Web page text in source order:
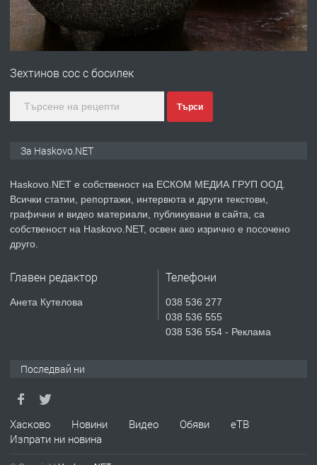
преди 4 дни
ПРЕДЛАГА
№4120 Магазин/Офис под наем в кв.
градската градина!
преди 5 дни
ПРЕДЛАГА
Продавам парцел в гр. Хасково кв.
СГЛОБЯВАНЕ НА МЕБЕЛИ.
ПРЕДЛАГА
№4119 Едностаен обзаведен
Зехтинов сос с босилек
Търси
За Haskovo.NET
Haskovo.NET е собственост на ЕСКОМ МЕДИА ГРУП ООД.
Всички статии, репортажи, интервюта и други текстови,
графични и видео материали, публикувани в сайта, са
собственост на Haskovo.NET, освен ако изрично е посочено
друго.
Главен редактор
Анета Кутелова
Телефони
038 536 277
038 536 555
038 536 554 - Реклама
Последвай ни
Хасково Новини Видео Обяви
еТВ
Изпрати ни новина